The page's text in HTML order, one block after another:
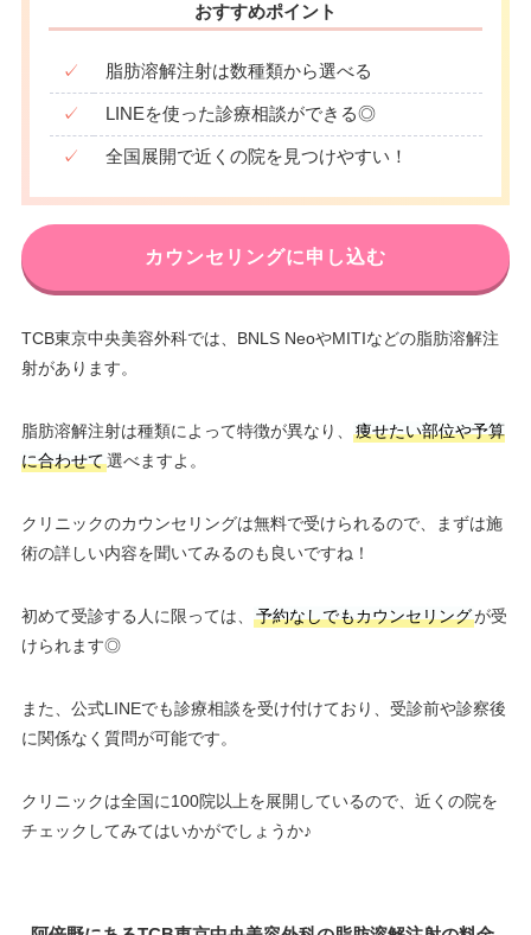
おすすめポイント
✓ 脂肪溶解注射は数種類から選べる
✓ LINEを使った診療相談ができる◎
✓ 全国展開で近くの院を見つけやすい！
カウンセリングに申し込む
TCB東京中央美容外科では、BNLS NeoやMITIなどの脂肪溶解注
射があります。
脂肪溶解注射は種類によって特徴が異なり、
痩せたい部位や予算
に合わせて選べますよ。
クリニックのカウンセリングは無料で受けられるので、まずは施
術の詳しい内容を聞いてみるのも良いですね！
初めて受診する人に限っては、 予約なしでもカウンセリングが受
けられます◎
また、公式LINEでも診療相談を受け付けており、受診前や診察後
に関係なく質問が可能です。
クリニックは全国に100院以上を展開しているので、近くの院を
チェックしてみてはいかがでしょうか♪